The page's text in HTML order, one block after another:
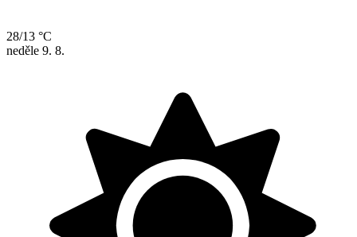
28/13 °C
neděle 9. 8.